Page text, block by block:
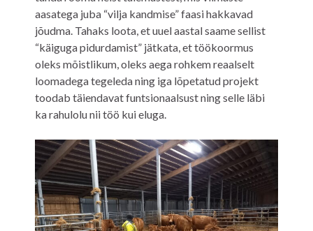
aasatega juba “vilja kandmise” faasi hakkavad
jõudma. Tahaks loota, et uuel aastal saame sellist
“käiguga pidurdamist” jätkata, et töökoormus
oleks mõistlikum, oleks aega rohkem reaalselt
loomadega tegeleda ning iga lõpetatud projekt
toodab täiendavat funtsionaalsust ning selle läbi
ka rahulolu nii töö kui eluga.